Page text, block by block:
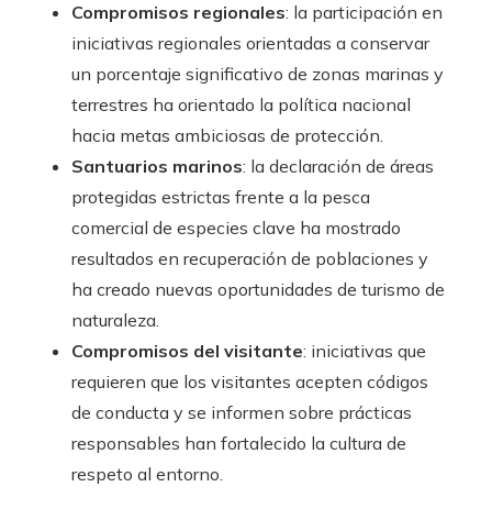
Compromisos regionales: la participación en
iniciativas regionales orientadas a conservar
un porcentaje significativo de zonas marinas y
terrestres ha orientado la política nacional
hacia metas ambiciosas de protección.
Santuarios marinos: la declaración de áreas
protegidas estrictas frente a la pesca
comercial de especies clave ha mostrado
resultados en recuperación de poblaciones y
ha creado nuevas oportunidades de turismo de
naturaleza.
Compromisos del visitante: iniciativas que
requieren que los visitantes acepten códigos
de conducta y se informen sobre prácticas
responsables han fortalecido la cultura de
respeto al entorno.